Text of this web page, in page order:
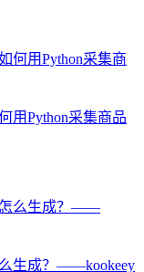
用Python采集商品
么生成？——kookeey